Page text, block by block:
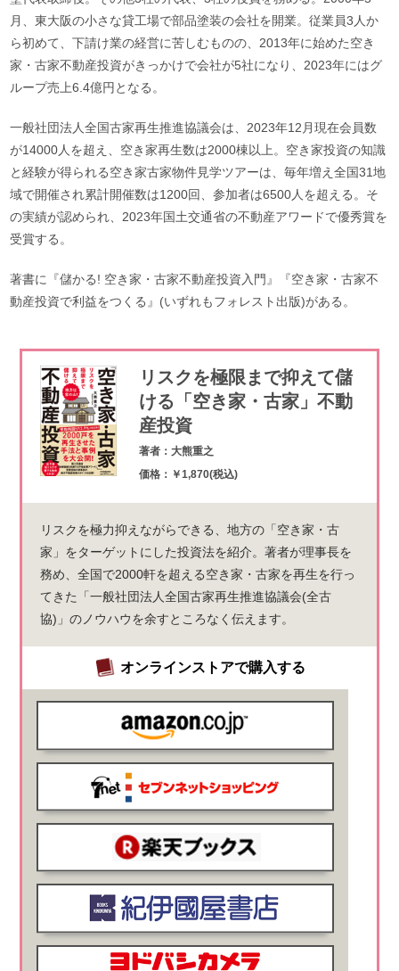
月、東大阪の小さな貸工場で部品塗装の会社を開業。従業員3人か
ら初めて、下請け業の経営に苦しむものの、2013年に始めた空き
家・古家不動産投資がきっかけで会社が5社になり、2023年にはグ
ループ売上6.4億円となる。
一般社団法人全国古家再生推進協議会は、2023年12月現在会員数
が14000人を超え、空き家再生数は2000棟以上。空き家投資の知識
と経験が得られる空き家古家物件見学ツアーは、毎年増え全国31地
域で開催され累計開催数は1200回、参加者は6500人を超える。そ
の実績が認められ、2023年国土交通省の不動産アワードで優秀賞を
受賞する。
著書に『儲かる! 空き家・古家不動産投資入門』『空き家・古家不
動産投資で利益をつくる』(いずれもフォレスト出版)がある。
リスクを極限まで抑えて儲
ける「空き家・古家」不動
産投資
著者：大熊重之
価格：￥1,870(税込)
リスクを極力抑えながらできる、地方の「空き家・古
家」をターゲットにした投資法を紹介。著者が理事長を
務め、全国で2000軒を超える空き家・古家を再生を行っ
てきた「一般社団法人全国古家再生推進協議会(全古
協)」のノウハウを余すところなく伝えます。
オンラインストアで購入する